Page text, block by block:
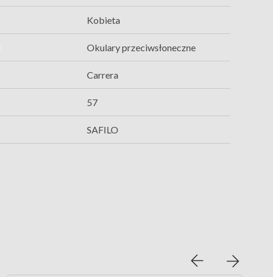
Kobieta
Okulary przeciwsłoneczne
Carrera
57
SAFILO